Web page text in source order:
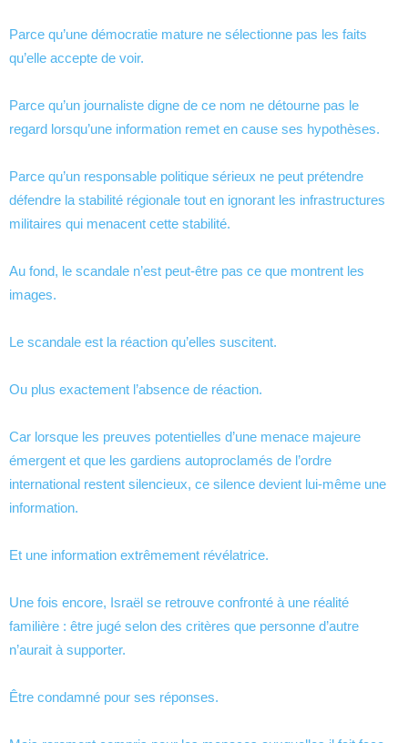
Parce qu’une démocratie mature ne sélectionne pas les faits
qu’elle accepte de voir.
Parce qu’un journaliste digne de ce nom ne détourne pas le
regard lorsqu’une information remet en cause ses hypothèses.
Parce qu’un responsable politique sérieux ne peut prétendre
défendre la stabilité régionale tout en ignorant les infrastructures
militaires qui menacent cette stabilité.
Au fond, le scandale n’est peut-être pas ce que montrent les
images.
Le scandale est la réaction qu’elles suscitent.
Ou plus exactement l’absence de réaction.
Car lorsque les preuves potentielles d’une menace majeure
émergent et que les gardiens autoproclamés de l’ordre
international restent silencieux, ce silence devient lui-même une
information.
Et une information extrêmement révélatrice.
Une fois encore, Israël se retrouve confronté à une réalité
familière : être jugé selon des critères que personne d’autre
n’aurait à supporter.
Être condamné pour ses réponses.